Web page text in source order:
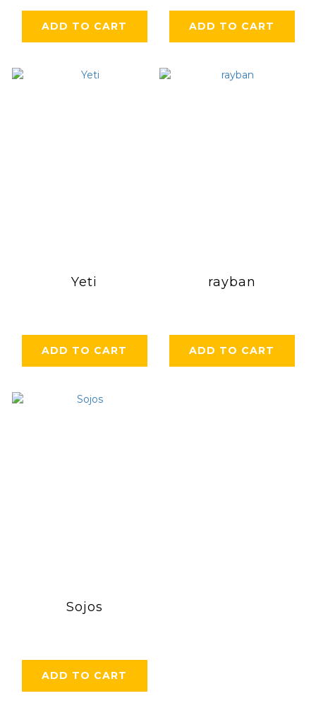
ADD TO CART ADD TO CART
Yeti
ADD TO CART
rayban
ADD TO CART
Sojos
ADD TO CART